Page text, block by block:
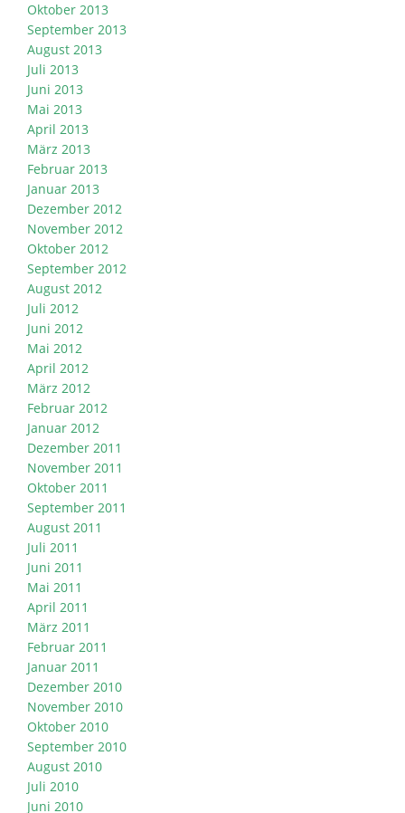
Oktober 2013
September 2013
August 2013
Juli 2013
Juni 2013
Mai 2013
April 2013
März 2013
Februar 2013
Januar 2013
Dezember 2012
November 2012
Oktober 2012
September 2012
August 2012
Juli 2012
Juni 2012
Mai 2012
April 2012
März 2012
Februar 2012
Januar 2012
Dezember 2011
November 2011
Oktober 2011
September 2011
August 2011
Juli 2011
Juni 2011
Mai 2011
April 2011
März 2011
Februar 2011
Januar 2011
Dezember 2010
November 2010
Oktober 2010
September 2010
August 2010
Juli 2010
Juni 2010